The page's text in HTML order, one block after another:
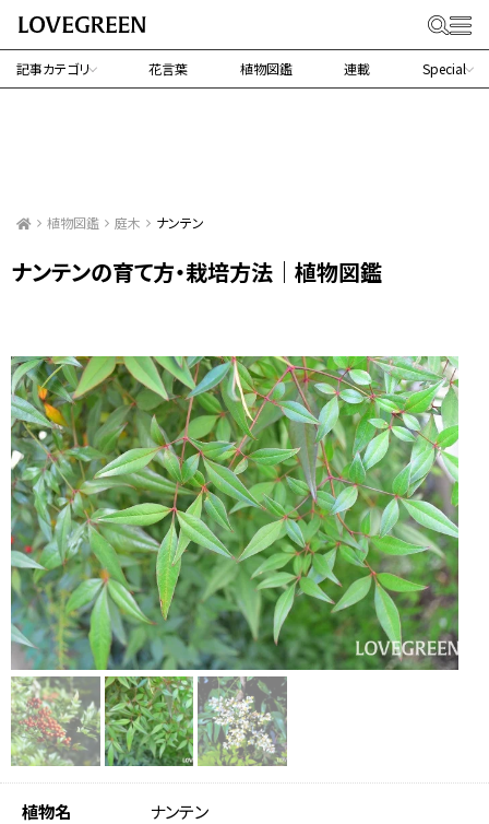
記事カテゴリ 花言葉 植物図鑑 連載 Special
植物図鑑 庭木 ナンテン
ナンテンの育て方・栽培方法｜植物図鑑
植物名 ナンテン